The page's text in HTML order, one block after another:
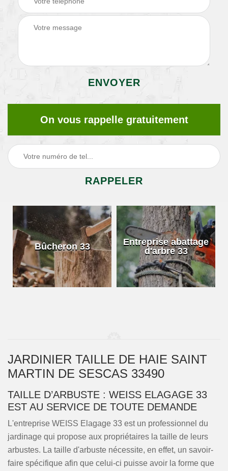
On vous rappelle gratuitement
Bûcheron 33
Entreprise abattage
d'arbre 33
JARDINIER TAILLE DE HAIE SAINT
MARTIN DE SESCAS 33490
TAILLE D’ARBUSTE : WEISS ELAGAGE 33
EST AU SERVICE DE TOUTE DEMANDE
L'entreprise WEISS Elagage 33 est un professionnel du
jardinage qui propose aux propriétaires la taille de leurs
arbustes. La taille d'arbuste nécessite, en effet, un savoir-
faire spécifique afin que celui-ci puisse avoir la forme que